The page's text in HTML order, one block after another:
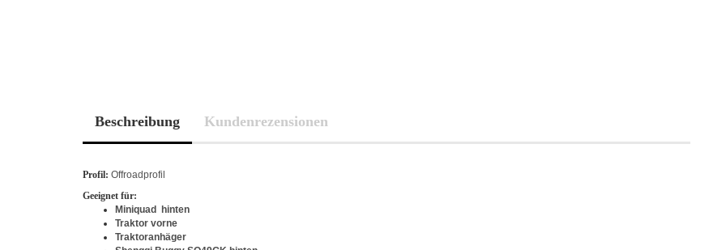
Beschreibung Kundenrezensionen
Profil: Offroadprofil
Geeignet für:
Miniquad hinten
Traktor vorne
Traktoranhäger